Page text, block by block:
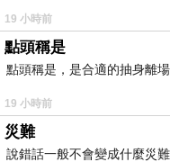
19 小時前
點頭稱是
點頭稱是，是合適的抽身離場
19 小時前
災難
說錯話一般不會變成什麼災難